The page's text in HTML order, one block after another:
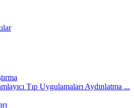
Tıp Uygulamaları Aydınlatma ...